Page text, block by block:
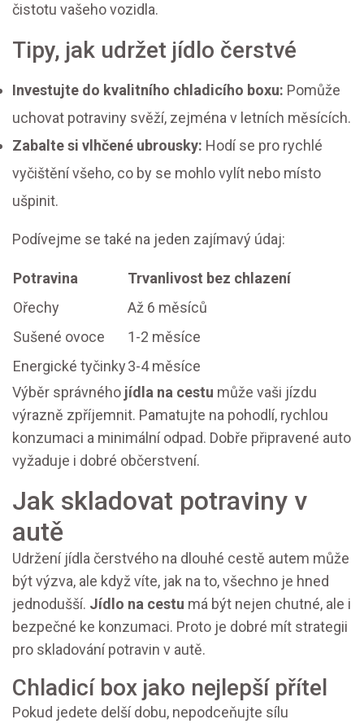
čistotu vašeho vozidla.
Tipy, jak udržet jídlo čerstvé
Investujte do kvalitního chladicího boxu: Pomůže
uchovat potraviny svěží, zejména v letních měsících.
Zabalte si vlhčené ubrousky: Hodí se pro rychlé
vyčištění všeho, co by se mohlo vylít nebo místo
ušpinit.
Podívejme se také na jeden zajímavý údaj:
Potravina
Trvanlivost bez chlazení
Ořechy
Až 6 měsíců
Sušené ovoce
1-2 měsíce
Energické tyčinky3-4 měsíce
Výběr správného jídla na cestu může vaši jízdu
výrazně zpříjemnit. Pamatujte na pohodlí, rychlou
konzumaci a minimální odpad. Dobře připravené auto
vyžaduje i dobré občerstvení.
Jak skladovat potraviny v
autě
Udržení jídla čerstvého na dlouhé cestě autem může
být výzva, ale když víte, jak na to, všechno je hned
jednodušší. Jídlo na cestu má být nejen chutné, ale i
bezpečné ke konzumaci. Proto je dobré mít strategii
pro skladování potravin v autě.
Chladicí box jako nejlepší přítel
Pokud jedete delší dobu, nepodceňujte sílu